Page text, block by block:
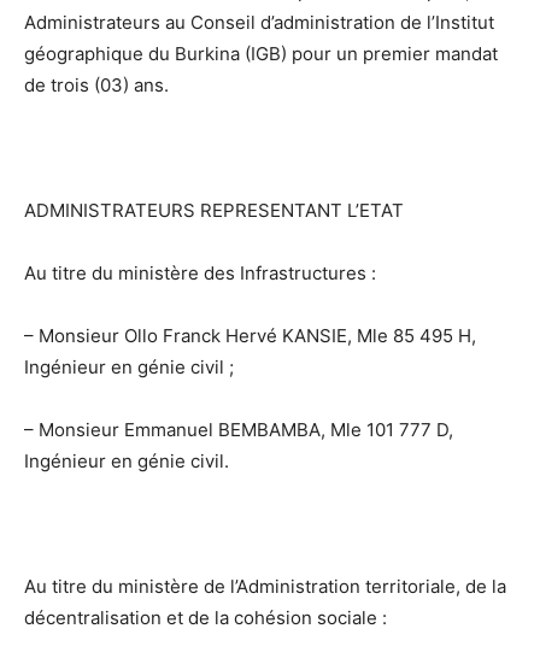
Administrateurs au Conseil d’administration de l’Institut
géographique du Burkina (IGB) pour un premier mandat
de trois (03) ans.
ADMINISTRATEURS REPRESENTANT L’ETAT
Au titre du ministère des Infrastructures :
– Monsieur Ollo Franck Hervé KANSIE, Mle 85 495 H,
Ingénieur en génie civil ;
– Monsieur Emmanuel BEMBAMBA, Mle 101 777 D,
Ingénieur en génie civil.
Au titre du ministère de l’Administration territoriale, de la
décentralisation et de la cohésion sociale :